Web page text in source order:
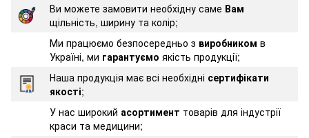
Ви можете замовити необхідну саме Вам
щільність, ширину та колір;
Ми працюємо безпосередньо з виробником в
Україні, ми гарантуємо якість продукції;
Наша продукція має всі необхідні сертифікати
якості;
У нас широкий асортимент товарів для індустрії
краси та медицини;